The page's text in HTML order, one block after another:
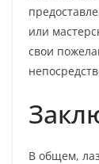
или
свои
В общем,